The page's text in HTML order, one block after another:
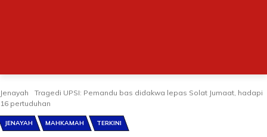
Jenayah
Tragedi UPSI: Pemandu bas didakwa lepas Solat Jumaat, hadapi
16 pertuduhan
JENAYAH MAHKAMAH TERKINI